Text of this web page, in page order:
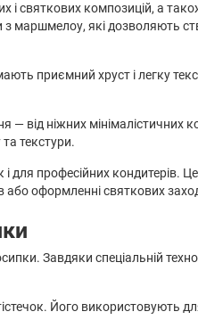
і святкових композицій, а
з маршмелоу, які дозволяють
приємний хруст і легку
— від ніжних
текстури.
професійних кондитерів. Це
або оформленні святкових
Завдяки спеціальній
Його використовують